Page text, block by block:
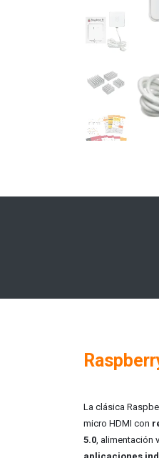
La clásica
micro HDMI con
5.0, alimentación